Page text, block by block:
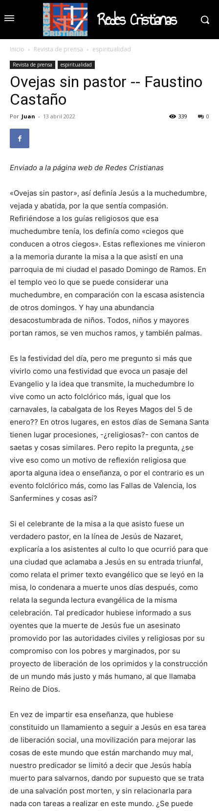
Redes Cristianas
Inicio Revista de prensa espiritualidad
Revista de prensa espiritualidad
Ovejas sin pastor -- Faustino
Castaño
Por Juan - 13 abril 2022 0
339
Enviado a la página web de Redes Cristianas
«Ovejas sin pastor», así definía Jesús a la muchedumbre,
vejada y abatida, por la que sentía compasión.
Refiriéndose a los guías religiosos que esa
muchedumbre tenía, los definía como «ciegos que
conducen a otros ciegos». Estas reflexiones me vinieron
a la memoria durante la misa a la que asistí en una
parroquia de mi ciudad el pasado Domingo de Ramos. En
el templo veo lo que se puede considerar una
muchedumbre, en comparación con la escasa asistencia
de otros domingos. Y hay una abundancia
desacostumbrada de niños. Todos, niños y mayores
portan ramos, se ven muchos ramos, y también palmas.
Es la festividad del día, pero me pregunto si más que
vivirlo como una festividad que evoca un pasaje del
Evangelio y la idea que transmite, la muchedumbre lo
vive como un acto folclórico más, igual que los
carnavales, la cabalgata de los Reyes Magos del 5 de
enero?? En otros lugares, en estos días de Semana Santa
tienen lugar procesiones, -¿religiosas?- con cantos de
saetas y cosas similares. Pero repito la pregunta, ¿se
vive eso como un motivo de reflexión religiosa que
aporta alguna idea o enseñanza, o por el contrario es un
evento folclórico más, como las Fallas de Valencia, los
Sanfermines y cosas así?
Si el celebrante de la misa a la que asisto fuese un
verdadero pastor, en la línea de Jesús de Nazaret,
explicaría a los asistentes al culto lo que ocurrió para que
una ciudad que aclamaba a Jesús en su entrada triunfal,
como relata el primer texto evangélico que se leyó en la
misa, lo condenara a muerte unos días después, como
relata la segunda lectura evangélica de la misma
celebración. Tal predicador hubiese informado a sus
oyentes que la muerte de Jesús fue un asesinato
promovido por las autoridades civiles y religiosas por su
compromiso con los pobres y marginados, por su
proyecto de liberación de los oprimidos y la construcción
de un mundo más justo y más humano, al que llamaba
Reino de Dios.
En vez de impartir esa enseñanza, que hubiese
constituido un llamamiento a seguir a Jesús en esa tarea
de liberación social, una movilización para mejorar las
cosas de este mundo que están marchando muy mal,
nuestro predicador se limitó a decir que Jesús había
muerto para salvarnos, dando por supuesto que se trata
de una salvación post morten, y sin relacionarla para
nada con tareas a realizar en este mundo. ¿Se puede